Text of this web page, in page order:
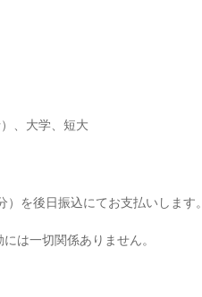
、大学、短大
を後日振込にてお支払いします。
は一切関係ありません。